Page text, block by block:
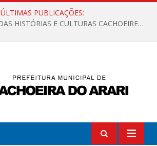
ÚLTIMAS PUBLICAÇÕES:
A VALORIZAÇÃO DAS HISTÓRIAS E CULTURAS CACHOEIRENSES